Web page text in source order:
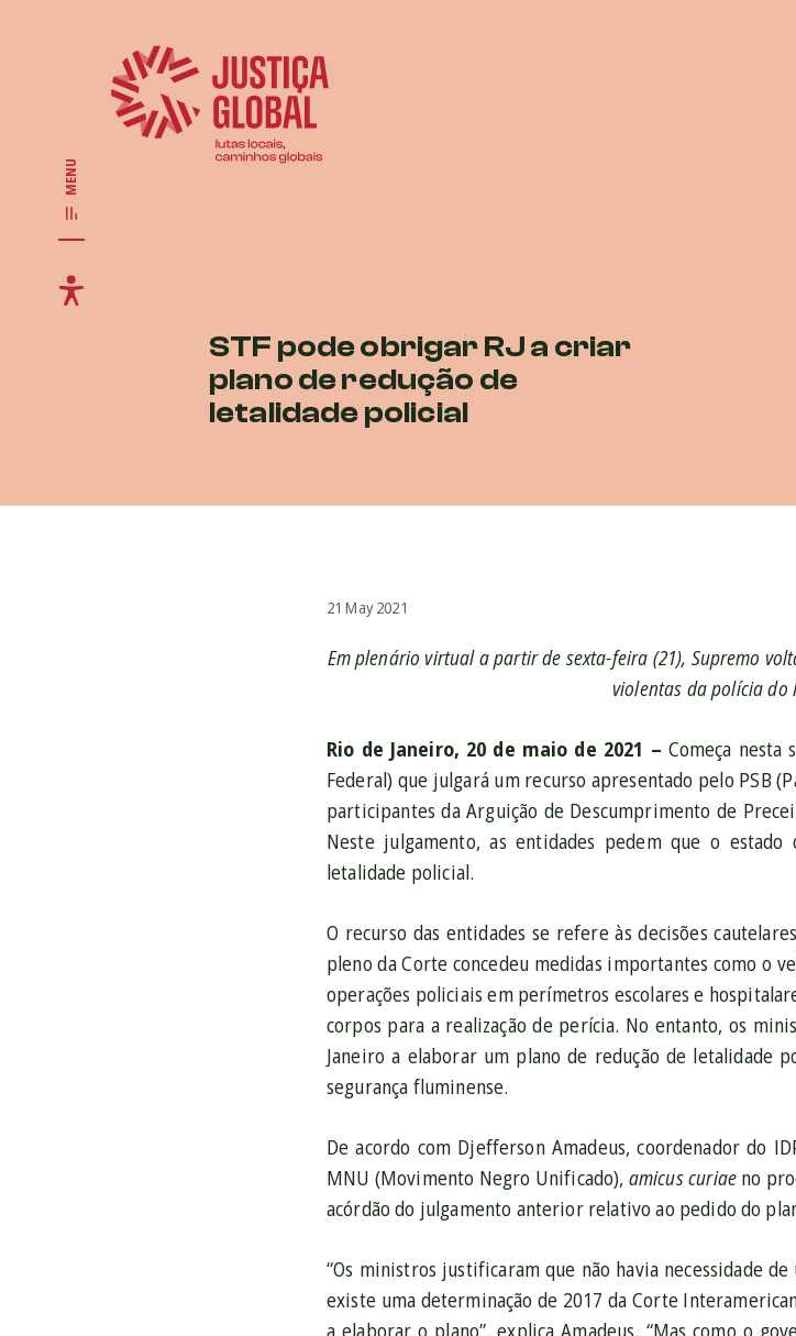
MENU
STF pode obrigar RJ a criar
plano de redução de
letalidade policial
21 May 2021
Em plenário virtual a partir de sexta-feira (21), Supremo
violentas da polícia do
Rio de Janeiro, 20 de maio de 2021 – Começa
Federal) que julgará um recurso apresentado pelo PSB
participantes da Arguição de Descumprimento de
Neste julgamento, as entidades pedem que o
letalidade policial.
O recurso das entidades se refere às decisões
pleno da Corte concedeu medidas importantes como
operações policiais em perímetros escolares e
corpos para a realização de perícia. No entanto, os
Janeiro a elaborar um plano de redução de letalidade
segurança fluminense.
De acordo com Djefferson Amadeus, coordenador do
MNU (Movimento Negro Unificado), amicus curiae no
acórdão do julgamento anterior relativo ao pedido do
“Os ministros justificaram que não havia necessidade
existe uma determinação de 2017 da Corte
a elaborar o plano”, explica Amadeus. “Mas como o